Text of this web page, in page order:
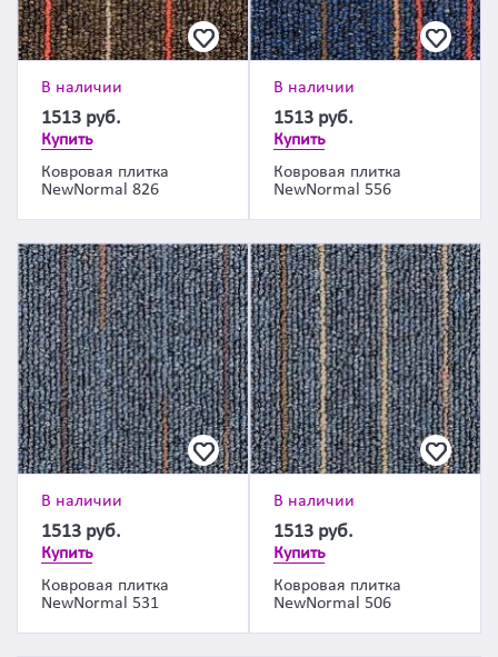
В наличии
1513 руб.
Купить
Ковровая плитка
NewNormal 826
В наличии
1513 руб.
Купить
Ковровая плитка
NewNormal 556
В наличии
1513 руб.
Купить
Ковровая плитка
NewNormal 531
В наличии
1513 руб.
Купить
Ковровая плитка
NewNormal 506